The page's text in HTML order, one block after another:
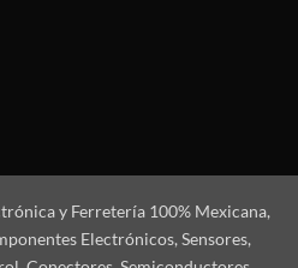
y Ferretería 100% Mexicana,
Electrónicos, Sensores,